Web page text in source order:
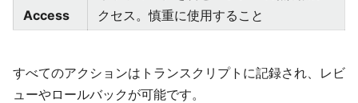
Access
クセス。慎重に使用すること
すべてのアクションはトランスクリプトに記録され、レビ
ューやロールバックが可能です。